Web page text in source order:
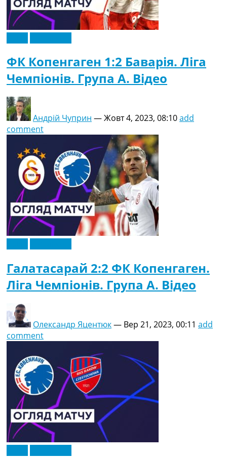
ФК Копенгаген 1:2 Баварія. Ліга
Чемпіонів. Група A. Відео
Андрій Чуприн —Жовт 4, 2023, 08:10add
comment
Галатасарай 2:2 ФК Копенгаген.
Ліга Чемпіонів. Група A. Відео
Олександр Яцентюк— Вер 21, 2023, 00:11 add
comment